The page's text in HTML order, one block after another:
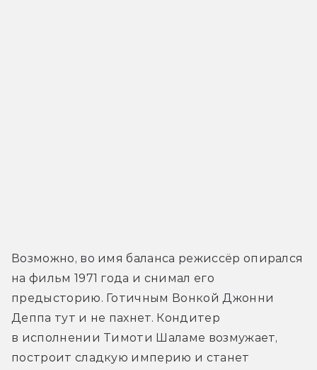
Возможно, во имя баланса режиссёр опирался
на фильм 1971 года и снимал его
предысторию. Готичным Вонкой Джонни
Деппа тут и не пахнет. Кондитер
в исполнении Тимоти Шаламе возмужает,
построит сладкую империю и станет